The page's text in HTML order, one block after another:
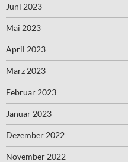
Juni 2023
Mai 2023
April 2023
März 2023
Februar 2023
Januar 2023
Dezember 2022
November 2022